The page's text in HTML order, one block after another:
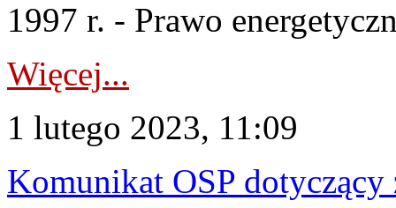
1997 r. - Prawo
Więcej...
1 lutego 2023, 11:09
Komunikat OSP dotyczący